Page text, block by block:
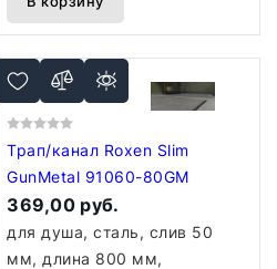
Трап/канал Roxen Slim
GunMetal 91060-80GM
369,00 руб.
для душа, сталь, слив 50
мм, длина 800 мм,